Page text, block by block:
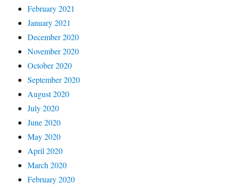
February 2021
January 2021
December 2020
November 2020
October 2020
September 2020
August 2020
July 2020
June 2020
May 2020
April 2020
March 2020
February 2020